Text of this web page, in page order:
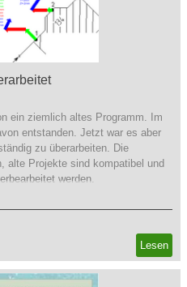
ein ziemlich altes Programm. Im
entstanden. Jetzt war es aber
zu überarbeiten. Die
alte Projekte sind kompatibel und
werden.
Lesen